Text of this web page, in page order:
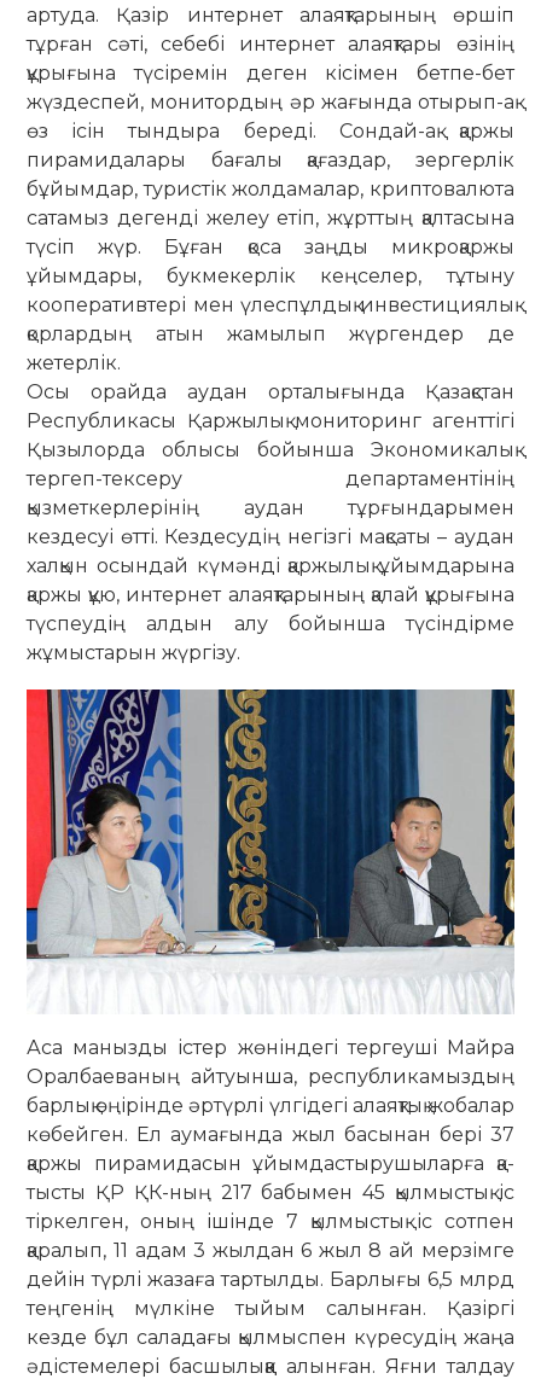
артуда. Қазір интер­нет алаяқтарының өршіп
тұрған сәті, себебі интернет алаяқтары өзінің
құрығына түсіремін деген кісімен бетпе-бет
жүздеспей, монитордың әр жағында отырып-ақ
өз ісін тындыра береді. Сондай-ақ қаржы
пирамидалары баға­лы қағаздар, зергерлік
бұйымдар, ту­ристік жолдамалар, криптовалюта
са­тамыз дегенді желеу етіп, жұрттың қалтасына
түсіп жүр. Бұған қоса заңды микроқаржы
ұйымдары, букмекерлік кеңселер, тұтыну
кооперативтері мен үлеспұлдық инвестициялық
қорлардың атын жамылып жүргендер де
жетерлік.
Осы орайда аудан орталығында Қазақстан
Республикасы Қаржылық мониторинг агенттігі
Қызылорда облысы бойынша Экономикалық
тергеп-тексеру департаментінің
қызметкерлерінің аудан тұрғындарымен
кездесуі өтті. Кездесудің негізгі мақсаты – аудан
халқын осындай күмәнді қаржылық ұйымдарына
қаржы құю, интернет алаяқтарының қалай құрығына
түспеудің алдын алу бойынша түсіндірме
жұмыстарын жүргізу.
Аса манызды істер жөніндегі тергеуші Майра
Оралбаеваның айтуын­ша, республикамыздың
барлық өңірінде әртүрлі үлгідегі алаяқ­тық жобалар
көбейген. Ел аума­ғында жыл басынан бері 37
қаржы пирамидасын ұйымдастырушыларға қа­
тысты ҚР ҚК-ның 217 бабымен 45 қыл­мыстық іс
тіркелген, оның ішінде 7 қылмыстық іс сотпен
қаралып, 11 адам 3 жылдан 6 жыл 8 ай мерзімге
дейін түрлі жазаға тартылды. Барлығы 6,5 млрд
теңгенің мүлкіне тыйым салынған. Қазіргі
кезде бұл саладағы қылмыспен күресудің жаңа
әдістемелері бас­шылыққа алынған. Яғни талдау